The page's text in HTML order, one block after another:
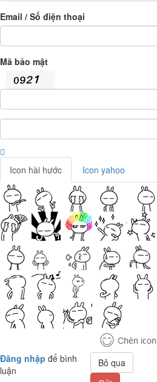
Email / Số điện thoại
Mã bảo mật
Icon hài hước Icon yahoo
Đăng nhập để bình
luận
Bỏ qua